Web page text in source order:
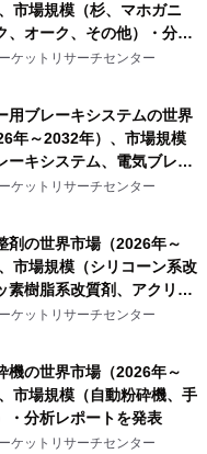
市場規模（杉、マホガニ
、オーク、その他）・分析
発表
ケットリサーチセンター
用ブレーキシステムの世界
年～2032年）、市場規模
ーキシステム、電気ブレー
、その他）・分析レポート
ケットリサーチセンター
剤の世界市場（2026年～
市場規模（シリコーン系改
素樹脂系改質剤、アクリル
ポリウレタン系改質剤、ワ
質剤）・分析レポートを発
ケットリサーチセンター
機の世界市場（2026年～
市場規模（自動粉砕機、手
・分析レポートを発表
ケットリサーチセンター